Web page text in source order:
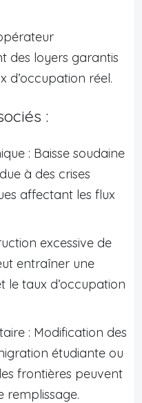
des loyers garantis
d’occupation réel.
:
: Baisse soudaine
à des crises
affectant les flux
excessive de
entraîner une
le taux d’occupation
: Modification des
étudiante ou
frontières peuvent
remplissage.